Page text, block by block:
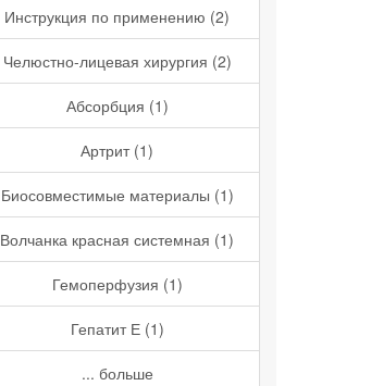
Инструкция по применению (2)
Челюстно-лицевая хирургия (2)
Абсорбция (1)
Артрит (1)
Биосовместимые материалы (1)
Волчанка красная системная (1)
Гемоперфузия (1)
Гепатит Е (1)
... больше